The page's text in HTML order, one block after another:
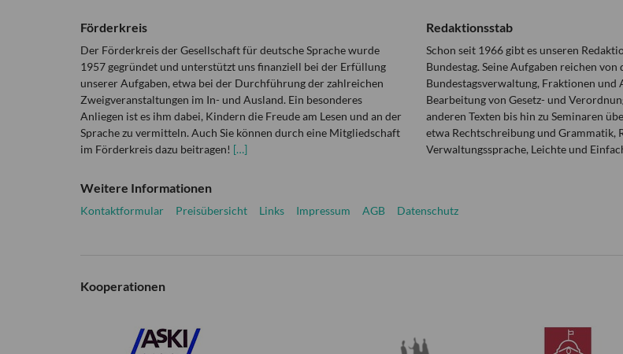
Förderkreis
Der Förderkreis der Gesellschaft für deutsche Sprache wurde
1957 gegründet und unterstützt uns finanziell bei der Erfüllung
unserer Aufgaben, etwa bei der Durchführung der zahlreichen
Zweigveranstaltungen im In- und Ausland. Ein besonderes
Anliegen ist es ihm dabei, Kindern die Freude am Lesen und an der
Sprache zu vermitteln. Auch Sie können durch eine Mitgliedschaft
im Förderkreis dazu beitragen! […]
Redaktionsstab
Schon seit 1966 gibt es unseren
Bundestag. Seine Aufgaben reichen
Bundestagsverwaltung, Fraktionen und
Bearbeitung von Gesetz- und
anderen Texten bis hin zu Seminaren
etwa Rechtschreibung und Grammatik,
Verwaltungssprache, Leichte und
Weitere Informationen
Kontaktformular Preisübersicht Links Impressum AGB Datenschutz
Kooperationen